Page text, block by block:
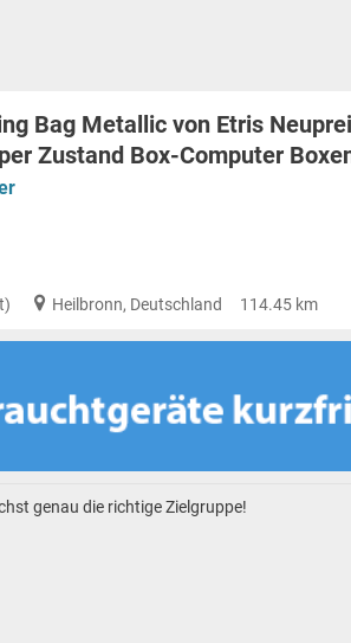
Bag Metallic von Etris
Zustand Box-Computer
Heilbronn, Deutschland 114.45 km
genau die richtige Zielgruppe!